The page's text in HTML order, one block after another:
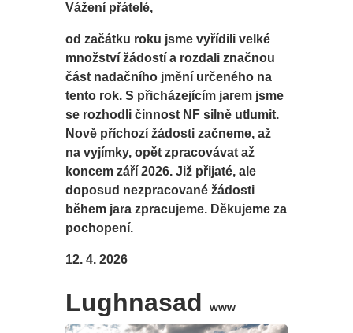
Vážení přátelé,
od začátku roku jsme vyřídili velké
množství žádostí a rozdali značnou
část nadačního jmění určeného na
tento rok. S přicházejícím jarem jsme
se rozhodli činnost NF silně utlumit.
Nově příchozí žádosti začneme, až
na vyjímky, opět zpracovávat až
koncem září 2026. Již přijaté, ale
doposud nezpracované žádosti
během jara zpracujeme. Děkujeme za
pochopení.
12. 4. 2026
Lughnasadwww